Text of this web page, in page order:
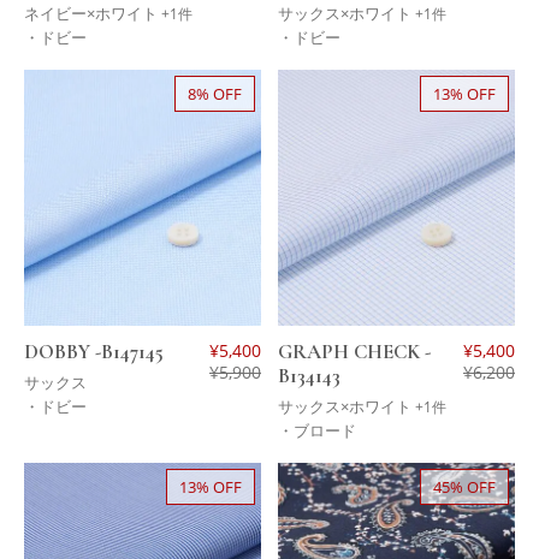
ネイビー×ホワイト +1件
・ドビー
サックス×ホワイト +1件
・ドビー
8% OFF
DOBBY -B147145
サックス
¥5,400
¥5,900
・ドビー
13% OFF
GRAPH CHECK -
B134143
サックス×ホワイト +1件
¥5,400
¥6,200
・ブロード
13% OFF 45% OFF